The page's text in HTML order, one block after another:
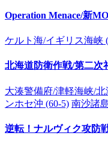
Operation Menace/新
ケルト海/イギリス海峡
北海道防衛作戦/第二次
大湊警備府/津軽海峡/北
ンホセ沖 (60-5) 南沙諸
逆転！ナルヴィク攻防